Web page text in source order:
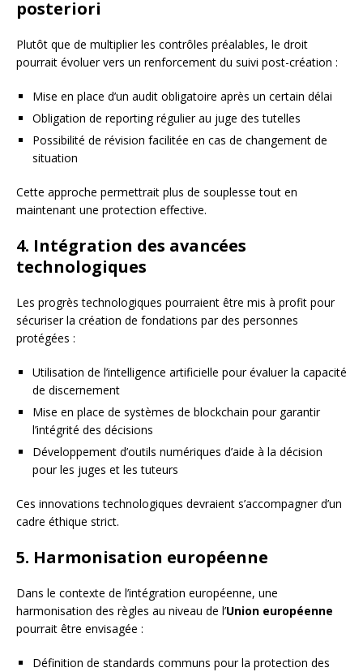
posteriori
Plutôt que de multiplier les contrôles préalables, le droit
pourrait évoluer vers un renforcement du suivi post-création :
Mise en place d’un audit obligatoire après un certain délai
Obligation de reporting régulier au juge des tutelles
Possibilité de révision facilitée en cas de changement de
situation
Cette approche permettrait plus de souplesse tout en
maintenant une protection effective.
4. Intégration des avancées
technologiques
Les progrès technologiques pourraient être mis à profit pour
sécuriser la création de fondations par des personnes
protégées :
Utilisation de l’intelligence artificielle pour évaluer la capacité
de discernement
Mise en place de systèmes de blockchain pour garantir
l’intégrité des décisions
Développement d’outils numériques d’aide à la décision
pour les juges et les tuteurs
Ces innovations technologiques devraient s’accompagner d’un
cadre éthique strict.
5. Harmonisation européenne
Dans le contexte de l’intégration européenne, une
harmonisation des règles au niveau de l’Union européenne
pourrait être envisagée :
Définition de standards communs pour la protection des